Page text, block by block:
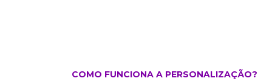
COMO FUNCIONA A PERSONALIZAÇÃO?